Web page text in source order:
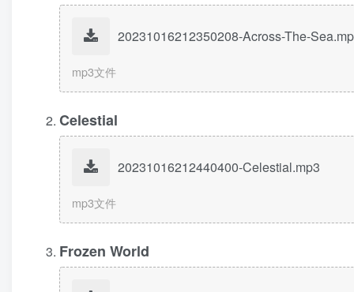
20231016212350208-Across-The-
mp3文件
Celestial
20231016212440400-Celestial.mp3
mp3文件
Frozen World